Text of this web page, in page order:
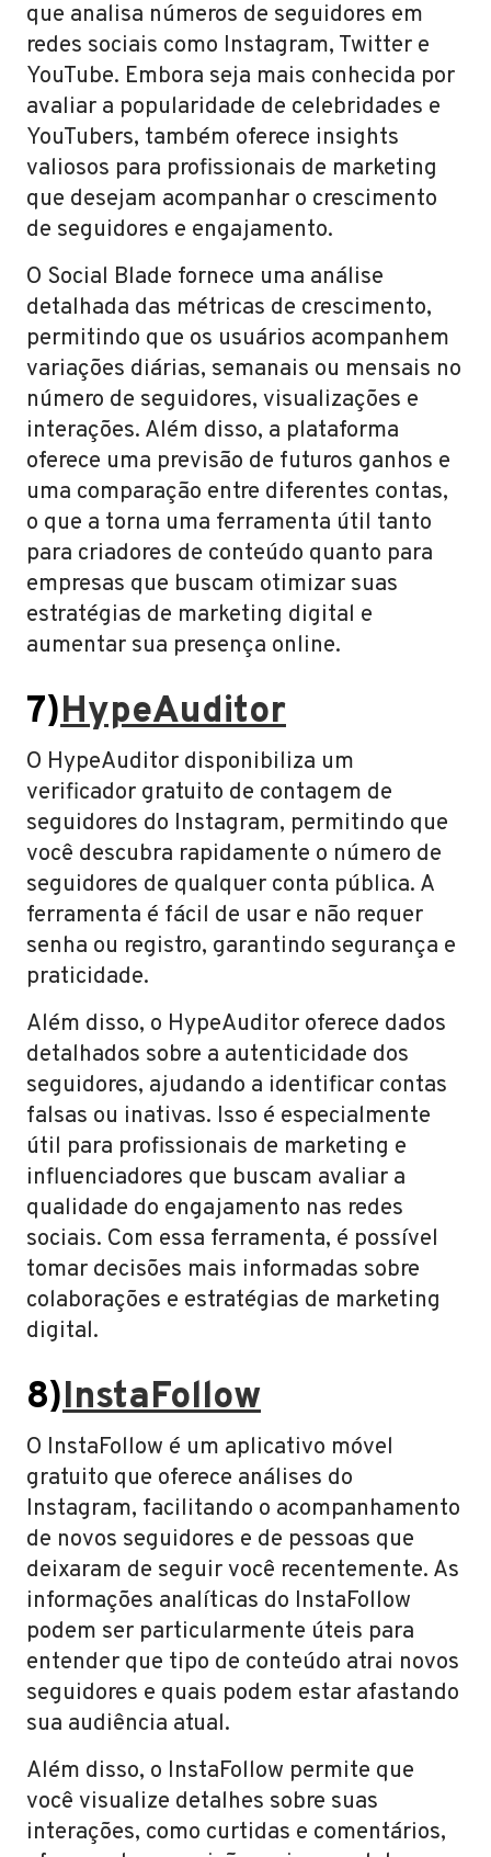
que analisa números de seguidores em
redes sociais como Instagram, Twitter e
YouTube. Embora seja mais conhecida por
avaliar a popularidade de celebridades e
YouTubers, também oferece insights
valiosos para profissionais de marketing
que desejam acompanhar o crescimento
de seguidores e engajamento.
O Social Blade fornece uma análise
detalhada das métricas de crescimento,
permitindo que os usuários acompanhem
variações diárias, semanais ou mensais no
número de seguidores, visualizações e
interações. Além disso, a plataforma
oferece uma previsão de futuros ganhos e
uma comparação entre diferentes contas,
o que a torna uma ferramenta útil tanto
para criadores de conteúdo quanto para
empresas que buscam otimizar suas
estratégias de marketing digital e
aumentar sua presença online.
7)HypeAuditor
O HypeAuditor disponibiliza um
verificador gratuito de contagem de
seguidores do Instagram, permitindo que
você descubra rapidamente o número de
seguidores de qualquer conta pública. A
ferramenta é fácil de usar e não requer
senha ou registro, garantindo segurança e
praticidade.
Além disso, o HypeAuditor oferece dados
detalhados sobre a autenticidade dos
seguidores, ajudando a identificar contas
falsas ou inativas. Isso é especialmente
útil para profissionais de marketing e
influenciadores que buscam avaliar a
qualidade do engajamento nas redes
sociais. Com essa ferramenta, é possível
tomar decisões mais informadas sobre
colaborações e estratégias de marketing
digital.
8)InstaFollow
O InstaFollow é um aplicativo móvel
gratuito que oferece análises do
Instagram, facilitando o acompanhamento
de novos seguidores e de pessoas que
deixaram de seguir você recentemente. As
informações analíticas do InstaFollow
podem ser particularmente úteis para
entender que tipo de conteúdo atrai novos
seguidores e quais podem estar afastando
sua audiência atual.
Além disso, o InstaFollow permite que
você visualize detalhes sobre suas
interações, como curtidas e comentários,